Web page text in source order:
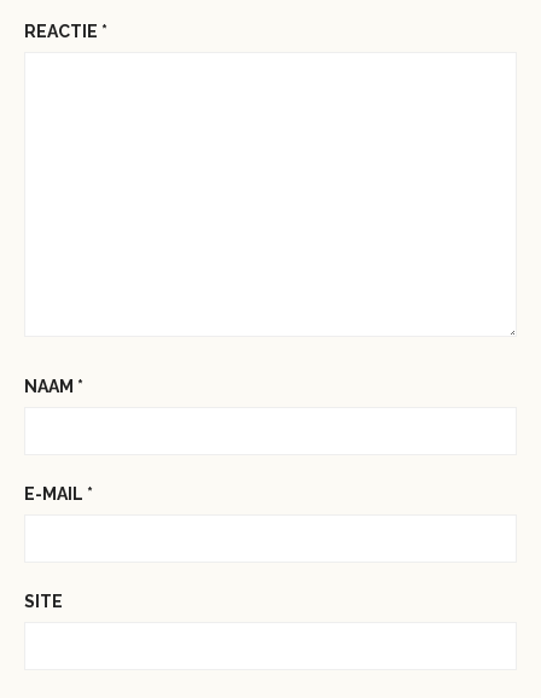
REACTIE *
NAAM *
E-MAIL *
SITE